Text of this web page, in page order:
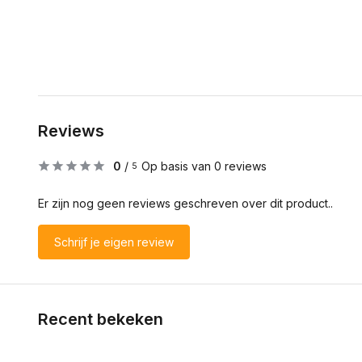
Reviews
0 / 5 Op basis van 0 reviews
Er zijn nog geen reviews geschreven over dit product..
Schrijf je eigen review
Recent bekeken